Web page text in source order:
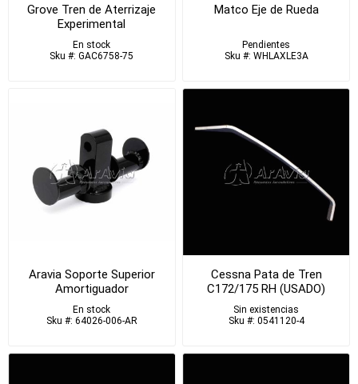
Grove Tren de Aterrizaje
Experimental
En stock
Sku #: GAC6758-75
Matco Eje de Rueda
Pendientes
Sku #: WHLAXLE3A
Aravia Soporte Superior
Amortiguador
En stock
Sku #: 64026-006-AR
Cessna Pata de Tren
C172/175 RH (USADO)
Sin existencias
Sku #: 0541120-4